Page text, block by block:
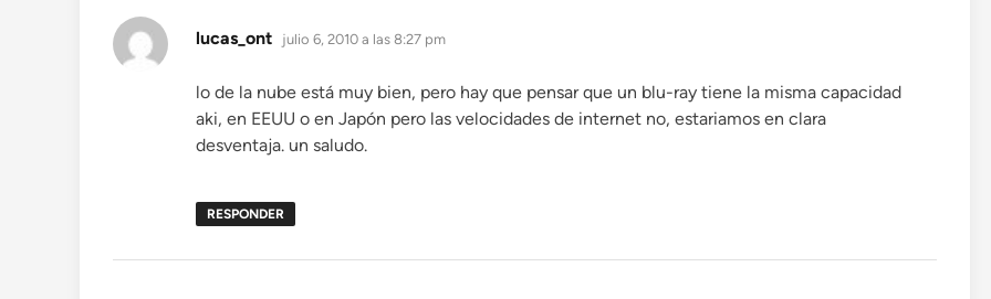
lucas_ont dice:
julio 6, 2010 a las 8:27 pm
lo de la nube está muy bien, pero hay que pensar que un blu-ray tiene la misma capacidad
aki, en EEUU o en Japón pero las velocidades de internet no, estariamos en clara
desventaja. un saludo.
RESPONDER